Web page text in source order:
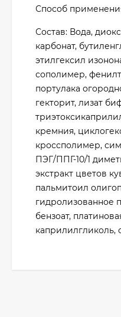
Способ
Состав: Вода,
карбонат,
этилгексил
сополимер,
портулака
гекторит, лизат
кремния,
кроссполимер,
ПЭГ/ППГ-10/1
экстракт цветов
пальмитоил
гидролизованное
бензоат,
каприлилгликоль,